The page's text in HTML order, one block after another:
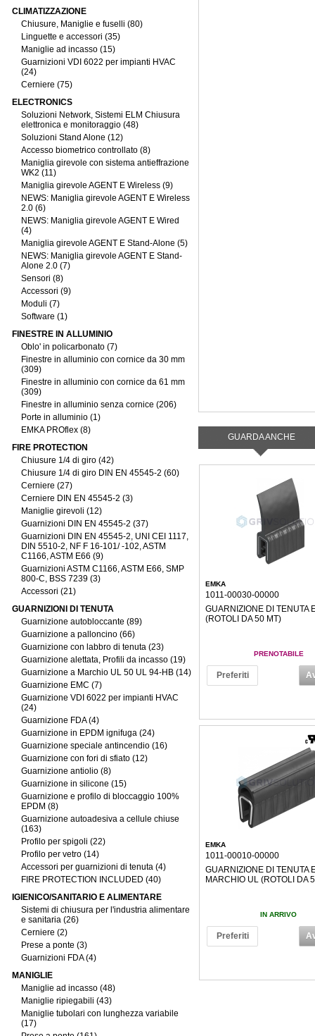
CLIMATIZZAZIONE
Chiusure, Maniglie e fuselli (80)
Linguette e accessori (35)
Maniglie ad incasso (15)
Guarnizioni VDI 6022 per impianti HVAC
(24)
Cerniere (75)
ELECTRONICS
Soluzioni Network, Sistemi ELM Chiusura
elettronica e monitoraggio (48)
Soluzioni Stand Alone (12)
Accesso biometrico controllato (8)
Maniglia girevole con sistema antieffrazione
WK2 (11)
Maniglia girevole AGENT E Wireless (9)
NEWS: Maniglia girevole AGENT E Wireless
2.0 (6)
NEWS: Maniglia girevole AGENT E Wired
(4)
Maniglia girevole AGENT E Stand-Alone (5)
NEWS: Maniglia girevole AGENT E Stand-
Alone 2.0 (7)
Sensori (8)
Accessori (9)
Moduli (7)
Software (1)
FINESTRE IN ALLUMINIO
Oblo' in policarbonato (7)
Finestre in alluminio con cornice da 30 mm
(309)
Finestre in alluminio con cornice da 61 mm
(309)
Finestre in alluminio senza cornice (206)
Porte in alluminio (1)
EMKA PROflex (8)
FIRE PROTECTION
Chiusure 1/4 di giro (42)
Chiusure 1/4 di giro DIN EN 45545-2 (60)
Cerniere (27)
Cerniere DIN EN 45545-2 (3)
Maniglie girevoli (12)
Guarnizioni DIN EN 45545-2 (37)
Guarnizioni DIN EN 45545-2, UNI CEI 1117,
DIN 5510-2, NF F 16-101/ -102, ASTM
C1166, ASTM E66 (9)
Guarnizioni ASTM C1166, ASTM E66, SMP
800-C, BSS 7239 (3)
Accessori (21)
GUARNIZIONI DI TENUTA
Guarnizione autobloccante (89)
Guarnizione a palloncino (66)
Guarnizione con labbro di tenuta (23)
Guarnizione alettata, Profili da incasso (19)
Guarnizione a Marchio UL 50 UL 94-HB (14)
Guarnizione EMC (7)
Guarnizione VDI 6022 per impianti HVAC
(24)
Guarnizione FDA (4)
Guarnizione in EPDM ignifuga (24)
Guarnizione speciale antincendio (16)
Guarnizione con fori di sfiato (12)
Guarnizione antiolio (8)
Guarnizione in silicone (15)
Guarnizione e profilo di bloccaggio 100%
EPDM (8)
Guarnizione autoadesiva a cellule chiuse
(163)
Profilo per spigoli (22)
Profilo per vetro (14)
Accessori per guarnizioni di tenuta (4)
FIRE PROTECTION INCLUDED (40)
IGIENICO/SANITARIO E ALIMENTARE
Sistemi di chiusura per l'industria alimentare
e sanitaria (26)
Cerniere (2)
Prese a ponte (3)
Guarnizioni FDA (4)
MANIGLIE
Maniglie ad incasso (48)
Maniglie ripiegabili (43)
Maniglie tubolari con lunghezza variabile
(17)
GUARDA ANCHE
EMKA
1011-00030-00000
GUARNIZIONE DI TENUTA
(ROTOLI DA 50 MT)
PRENOTABILE
Preferiti
EMKA
1011-00010-00000
GUARNIZIONE DI TENUTA
MARCHIO UL (ROTOLI DA
IN ARRIVO
Preferiti